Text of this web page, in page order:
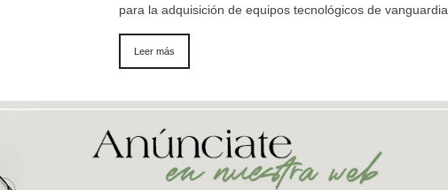
para la adquisición de equipos tecnológicos de vanguardia.
Leer más